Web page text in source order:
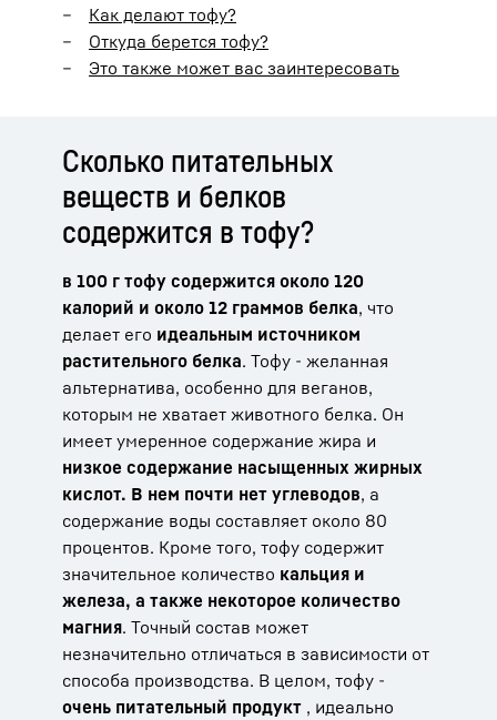
Как делают тофу?
Откуда берется тофу?
Это также может вас заинтересовать
Сколько питательных
веществ и белков
содержится в тофу?
в 100 г тофу содержится около 120
калорий и около 12 граммов белка, что
делает его идеальным источником
растительного белка. Тофу - желанная
альтернатива, особенно для веганов,
которым не хватает животного белка. Он
имеет умеренное содержание жира и
низкое содержание насыщенных жирных
кислот. В нем почти нет углеводов, а
содержание воды составляет около 80
процентов. Кроме того, тофу содержит
значительное количество кальция и
железа, а также некоторое количество
магния. Точный состав может
незначительно отличаться в зависимости от
способа производства. В целом, тофу -
очень питательный продукт , идеально